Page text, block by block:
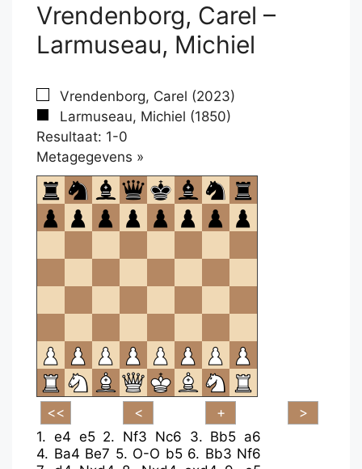
Vrendenborg, Carel –
Larmuseau, Michiel
Vrendenborg, Carel (2023)
Larmuseau, Michiel (1850)
Resultaat: 1-0
Metagegevens »
om
te
openen.
1. e4 e5 2. Nf3 Nc6 3. Bb5 a6
4. Ba4 Be7 5. O-O b5 6. Bb3 Nf6